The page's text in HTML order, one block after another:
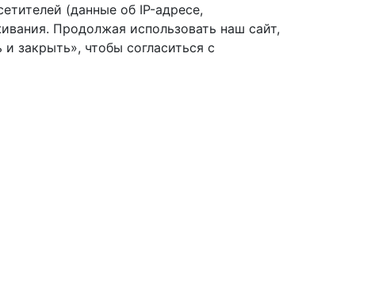
(данные об IP-адресе,
Продолжая использовать наш сайт,
закрыть», чтобы согласиться с